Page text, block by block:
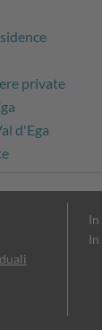
private
d'Ega